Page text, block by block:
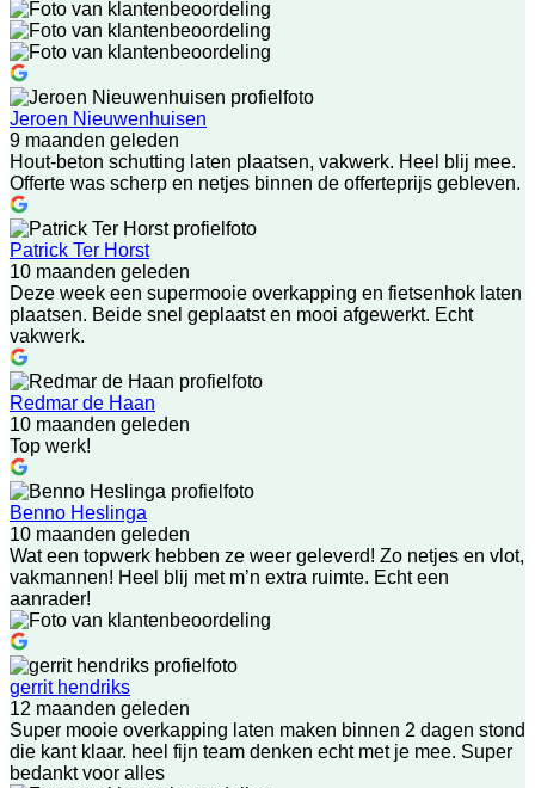
Jeroen Nieuwenhuisen
9 maanden geleden
Hout-beton schutting laten plaatsen, vakwerk. Heel blij mee.
Offerte was scherp en netjes binnen de offerteprijs gebleven.
Patrick Ter Horst
10 maanden geleden
Deze week een supermooie overkapping en fietsenhok laten
plaatsen. Beide snel geplaatst en mooi afgewerkt. Echt
vakwerk.
Redmar de Haan
10 maanden geleden
Top werk!
Benno Heslinga
10 maanden geleden
Wat een topwerk hebben ze weer geleverd! Zo netjes en vlot,
vakmannen! Heel blij met m’n extra ruimte. Echt een
aanrader!
gerrit hendriks
12 maanden geleden
Super mooie overkapping laten maken binnen 2 dagen stond
die kant klaar. heel fijn team denken echt met je mee. Super
bedankt voor alles